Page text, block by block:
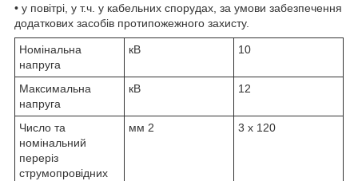
• у повітрі, у т.ч. у кабельних спорудах, за умови забезпечення
додаткових засобів протипожежного захисту.
Номінальна
напруга
кВ 10
Максимальна
напруга
кВ 12
Число та
номінальний
переріз
струмопровідних
мм 2 3 x 120